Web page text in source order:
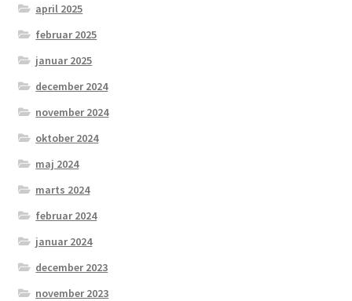
april 2025
februar 2025
januar 2025
december 2024
november 2024
oktober 2024
maj 2024
marts 2024
februar 2024
januar 2024
december 2023
november 2023